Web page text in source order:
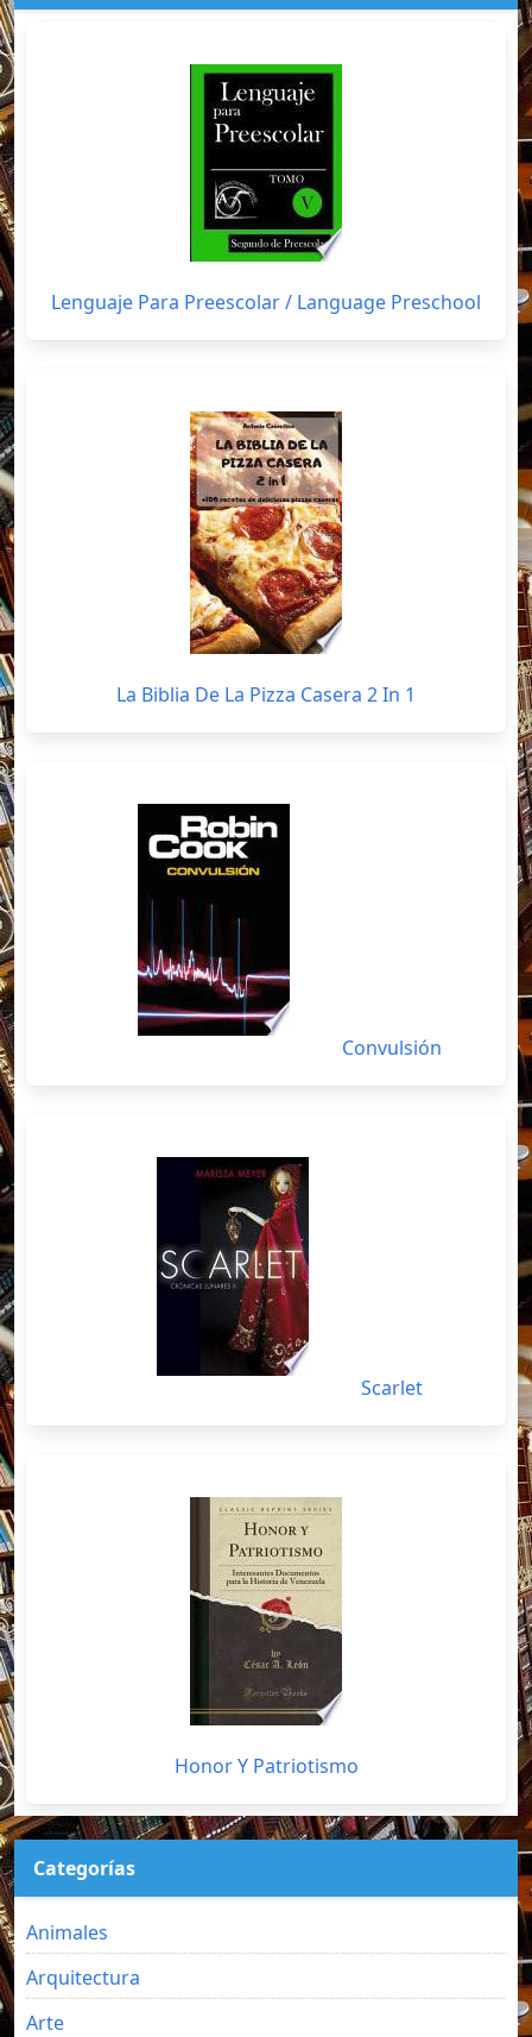
Lenguaje Para Preescolar / Language Preschool
La Biblia De La Pizza Casera 2 In 1
Convulsión
Scarlet
Honor Y Patriotismo
Categorías
Animales
Arquitectura
Arte